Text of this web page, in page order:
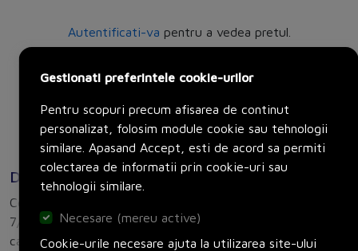
Autentificati-va pentru a vedea pretul.
Set:1 bucati
Adauga in cos
Descriere
Connector, Universal, 4-position, Socket straight
7/8"-16UNF, A, Screw connection, knurl material: Zinc die-
cast, nickel-plated, cable gland Pg13,5, external cable
Gestionati preferintele cookie-urilor
Pentru scopuri precum afisarea de continut
personalizat, folosim module cookie sau tehnologii
similare. Apasand Accept, esti de acord sa permiti
colectarea de informatii prin cookie-uri sau
tehnologii similare.
Necesare (mereu active)
Cookie-urile necesare ajuta la utilizarea site-ului